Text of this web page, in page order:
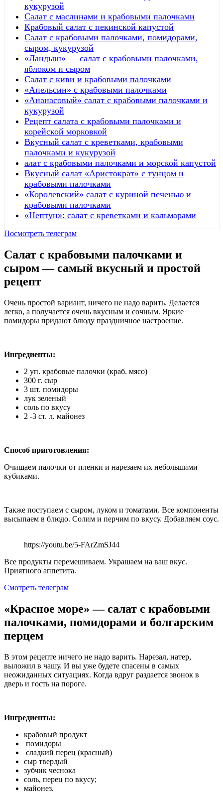
кукурузой
Салат с маслинами и крабовыми палочками
Крабовый салат с пекинской капустой
Салат с крабовыми палочками, помидорами,
сыром, кукурузой
«Ландыш» — салат с крабовыми палочками,
яблоком и сыром
Салат с киви и крабовыми палочками
«Апельсин» с крабовыми палочками
«Ананасовый» салат с крабовыми палочками и
кукурузой
Рецепт салата с крабовыми палочками и
корейской морковкой
Вкусный салат с креветками, крабовыми
палочками и кукурузой
алат с крабовыми палочками и морской капустой
Вкусный салат «Аристократ» с тунцом и
крабовыми палочками
«Королевский» салат с куриной печенью и
крабовыми палочками
«Нептун»: салат с креветками и кальмарами
Посмотреть телеграм
Салат с крабовыми палочками и
сыром — самый вкусный и простой
рецепт
Очень простой вариант, ничего не надо варить. Делается
легко, а получается очень вкусным и сочным. Яркие
помидоры придают блюду праздничное настроение.
Ингредиенты:
2 уп. крабовые палочки (краб. мясо)
300 г. сыр
3 шт. помидоры
лук зеленый
соль по вкусу
2 -3 ст. л. майонез
Способ приготовления:
Очищаем палочки от пленки и нарезаем их небольшими
кубиками.
Также поступаем с сыром, луком и томатами. Все компоненты
высыпаем в блюдо. Солим и перчим по вкусу. Добавляем соус.
https://youtu.be/5-FArZmSJ44
Все продукты перемешиваем. Украшаем на ваш вкус.
Приятного аппетита.
Смотреть телеграм
«Красное море» — салат с крабовыми
палочками, помидорами и болгарским
перцем
В этом рецепте ничего не надо варить. Нарезал, натер,
выложил в чашу. И вы уже будете спасены в самых
неожиданных ситуациях. Когда вдруг раздается звонок в
дверь и гость на пороге.
Ингредиенты:
крабовый продукт
помидоры
сладкий перец (красный)
сыр твердый
зубчик чеснока
соль, перец по вкусу;
майонез.